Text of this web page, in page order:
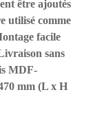
être ajoutés
utilisé comme
facile
sans
MDF-
mm (L x H